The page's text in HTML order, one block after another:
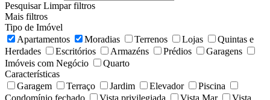
Pesquisar Limpar filtros
Mais filtros
Tipo de Imóvel
Apartamentos
Moradias Terrenos Lojas
Quintas e
Herdades
Escritórios Armazéns Prédios
Garagens
Imóveis com Negócio
Quarto
Características
Garagem
Terraço Jardim Elevador
Piscina